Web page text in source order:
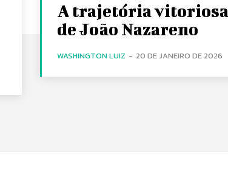
A trajetória vitoriosa
de João Nazareno
WASHINGTON LUIZ - 20 DE JANEIRO DE 2026